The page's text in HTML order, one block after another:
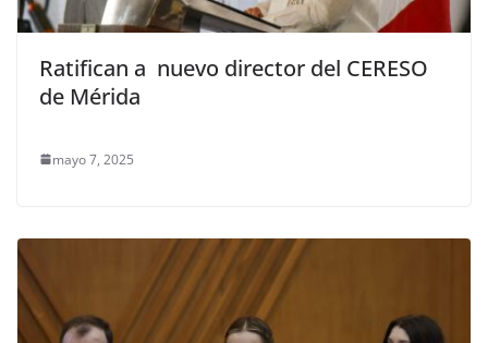
Ratifican a nuevo director del CERESO
de Mérida
mayo 7, 2025